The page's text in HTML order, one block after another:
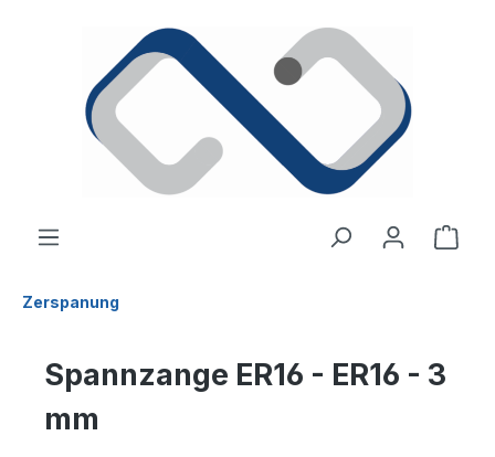
Zerspanung
Spannzange ER16 - ER16 - 3
mm